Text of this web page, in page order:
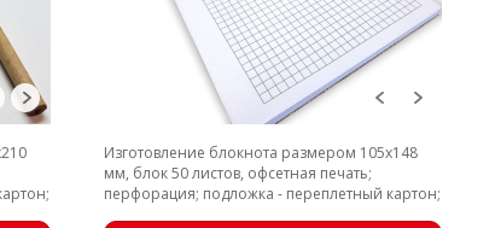
Изготовление блокнота размером 105х148
мм, блок 50 листов, офсетная печать;
перфорация; подложка - переплетный картон;